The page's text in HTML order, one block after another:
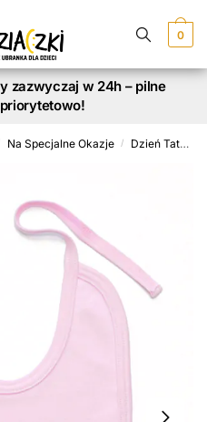
0
zazwyczaj w 24h – pilne
Na Specjalne Okazje / Dzień Taty